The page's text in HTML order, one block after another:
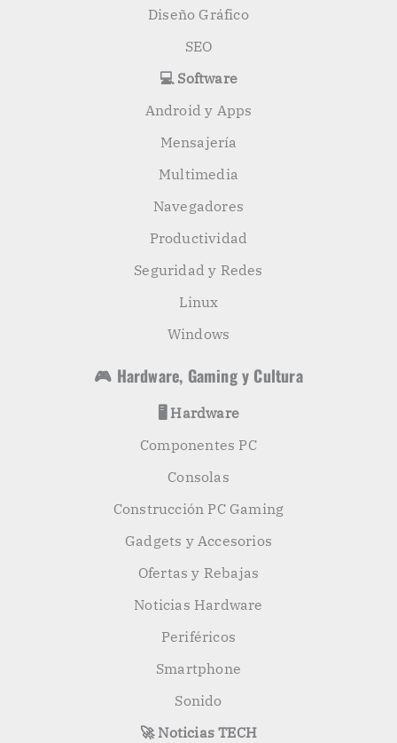
Diseño Gráfico
SEO
💻 Software
Android y Apps
Mensajería
Multimedia
Navegadores
Productividad
Seguridad y Redes
Linux
Windows
🎮 Hardware, Gaming y Cultura
🖥️ Hardware
Componentes PC
Consolas
Construcción PC Gaming
Gadgets y Accesorios
Ofertas y Rebajas
Noticias Hardware
Periféricos
Smartphone
Sonido
🚀 Noticias TECH